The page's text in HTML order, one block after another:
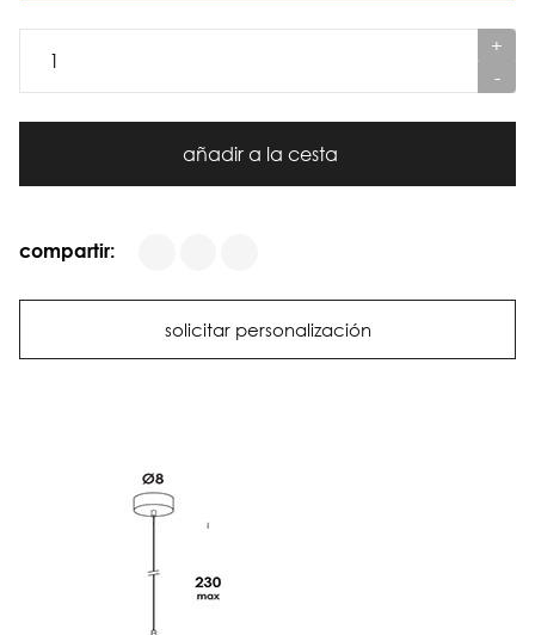
+
-
añadir a la cesta
compartir:
solicitar personalización